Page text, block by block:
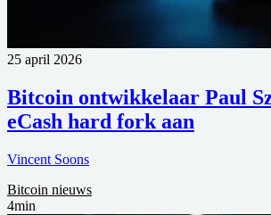
25 april 2026
Bitcoin ontwikkelaar Paul
eCash hard fork aan
Vincent Soons
Bitcoin nieuws
4min